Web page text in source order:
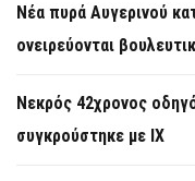
Νέα πυρά Αυγερινού
ονειρεύονται
Νεκρός 42χρονος
συγκρούστηκε με ΙΧ